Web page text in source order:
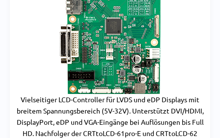
Vielseitiger LCD-Controller für LVDS und eDP Displays mit
breitem Spannungsbereich (5V-32V). Unterstützt DVI/HDMI,
DisplayPort, eDP und VGA-Eingänge bei Auflösungen bis Full
HD. Nachfolger der CRTtoLCD-61pro-E und CRTtoLCD-62